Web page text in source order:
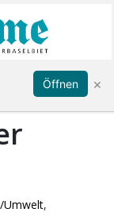
Umwelt,
Öffnen ×